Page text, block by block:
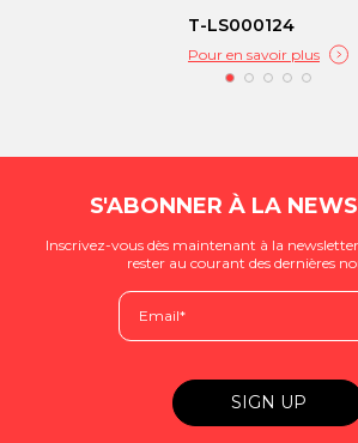
T-LS000124
Pour en savoir plus
S'ABONNER À LA
Inscrivez-vous dès maintenant à la
rester au courant des dernières